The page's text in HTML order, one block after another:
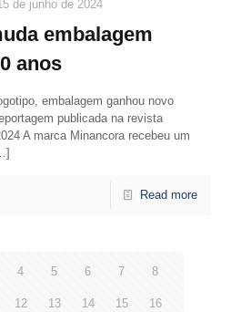
de junho de 2024
embalagem
anos
embalagem ganhou novo
publicada na revista
A marca Minancora recebeu um
Read more
4 5 6 7 8
12 13 14 15 16